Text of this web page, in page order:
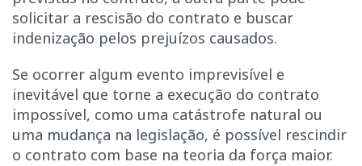
solicitar a rescisão do contrato e buscar
indenização pelos prejuízos causados.
Se ocorrer algum evento imprevisível e
inevitável que torne a execução do contrato
impossível, como uma catástrofe natural ou
uma mudança na legislação, é possível rescindir
o contrato com base na teoria da força maior.